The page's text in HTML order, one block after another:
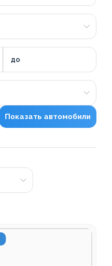
до
Показать автомобили